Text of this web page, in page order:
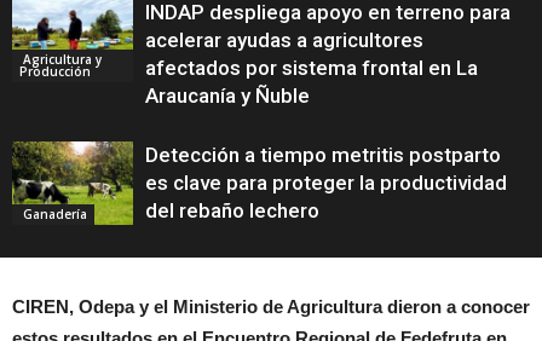
Agricultura y
Producción
INDAP despliega apoyo en terreno para
acelerar ayudas a agricultores
afectados por sistema frontal en La
Araucanía y Ñuble
Ganadería
Detección a tiempo metritis postparto
es clave para proteger la productividad
del rebaño lechero
CIREN, Odepa y el Ministerio de Agricultura dieron a conocer